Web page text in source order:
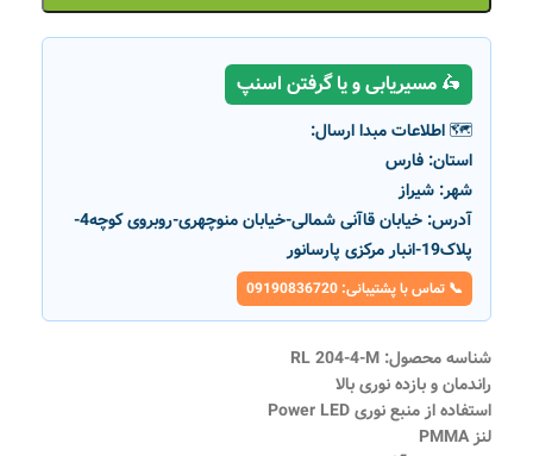
🛵 مسیریابی و یا گرفتن اسنپ
🗺️ اطلاعات مبدا ارسال:
استان: فارس
شهر: شیراز
آدرس:
خیابان قاآنی شمالی-خیابان منوچهری-روبروی کوچه4-
پلاک19-انبار مرکزی پارسانور
📞 تماس با پشتیبانی: 09190836720
شناسه محصول: RL 204-4-M
راندمان و بازده نوری بالا
استفاده از منبع نوری Power LED
لنز PMMA